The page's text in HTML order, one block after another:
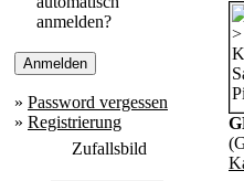
anmelden?
» Password vergessen
» Registrierung
Zufallsbild